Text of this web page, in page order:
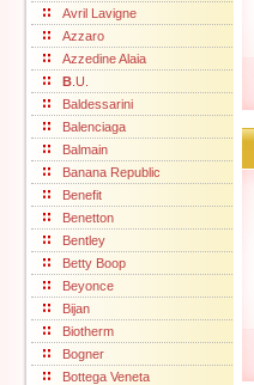
Avril Lavigne
Azzaro
Azzedine Alaia
B .U.
Baldessarini
Balenciaga
Balmain
Banana Republic
Benefit
Benetton
Bentley
Betty Boop
Beyonce
Bijan
Biotherm
Bogner
Bottega Veneta